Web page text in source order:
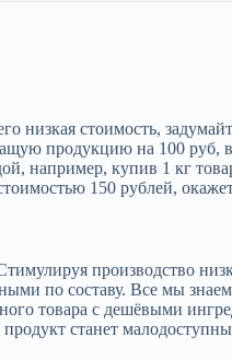
низкая стоимость,
продукцию на 100 руб,
например, купив 1 кг
150 рублей,
производство
по составу. Все мы
товара с дешёвыми
станет